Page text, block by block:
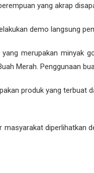
yang akrap
demo langsung
merupakan minyak
Merah. Penggunaan
produk yang